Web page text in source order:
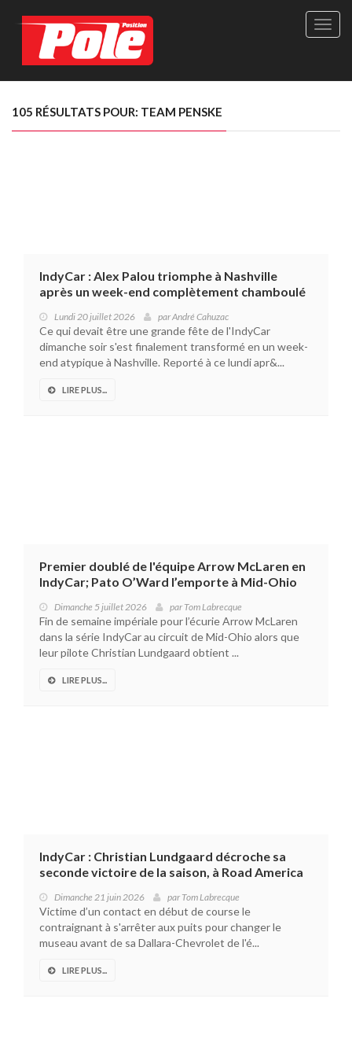
Site
Le
105 RÉSULTATS POUR: TEAM PENSKE
IndyCar : Alex Palou triomphe à Nashville
après un week-end complètement chamboulé
Lundi 20 juillet 2026 parAndré Cahuzac
Ce qui devait être une grande fête de l'IndyCar
dimanche soir s'est finalement transformé en un week-
end atypique à Nashville. Reporté à ce lundi apr&...
LIRE PLUS...
Premier doublé de l'équipe Arrow McLaren en
IndyCar; Pato O’Ward l’emporte à Mid-Ohio
Dimanche 5 juillet 2026 par Tom Labrecque
Fin de semaine impériale pour l’écurie Arrow McLaren
dans la série IndyCar au circuit de Mid-Ohio alors que
leur pilote Christian Lundgaard obtient ...
LIRE PLUS...
IndyCar : Christian Lundgaard décroche sa
seconde victoire de la saison, à Road America
Dimanche 21 juin 2026 par Tom Labrecque
Victime d’un contact en début de course le
contraignant à s'arrêter aux puits pour changer le
museau avant de sa Dallara-Chevrolet de l'é...
LIRE PLUS...